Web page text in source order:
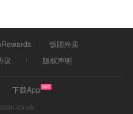
饭团外卖
议 版权声明
下载App